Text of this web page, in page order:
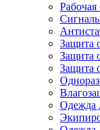
Рабочая
Защита
Защита
Защита
Одежда